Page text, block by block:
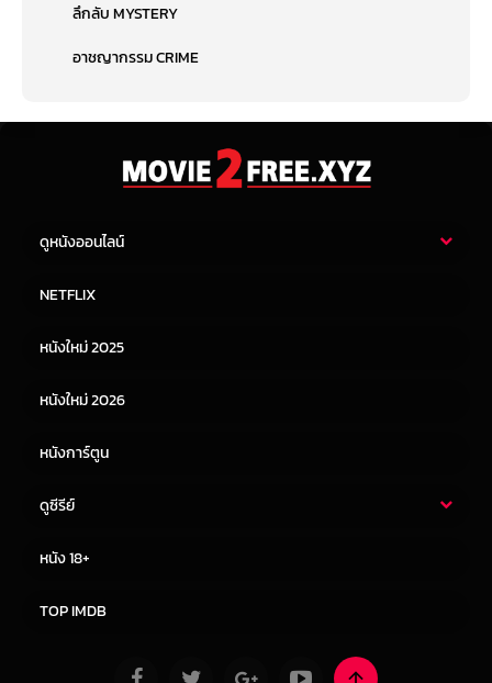
ลึกลับ MYSTERY
อาชญากรรม CRIME
ดูหนังออนไลน์
หนังจีน
NETFLIX
หนังใหม่ 2025
หนังใหม่ 2026
หนังการ์ตูน
ดูซีรีย์
หนัง 18+
TOP IMDB